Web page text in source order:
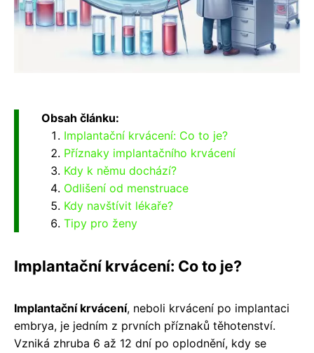
Obsah článku:
Implantační krvácení: Co to je?
Příznaky implantačního krvácení
Kdy k němu dochází?
Odlišení od menstruace
Kdy navštívit lékaře?
Tipy pro ženy
Implantační krvácení: Co to je?
Implantační krvácení, neboli krvácení po implantaci
embrya, je jedním z prvních příznaků těhotenství.
Vzniká zhruba 6 až 12 dní po oplodnění, kdy se